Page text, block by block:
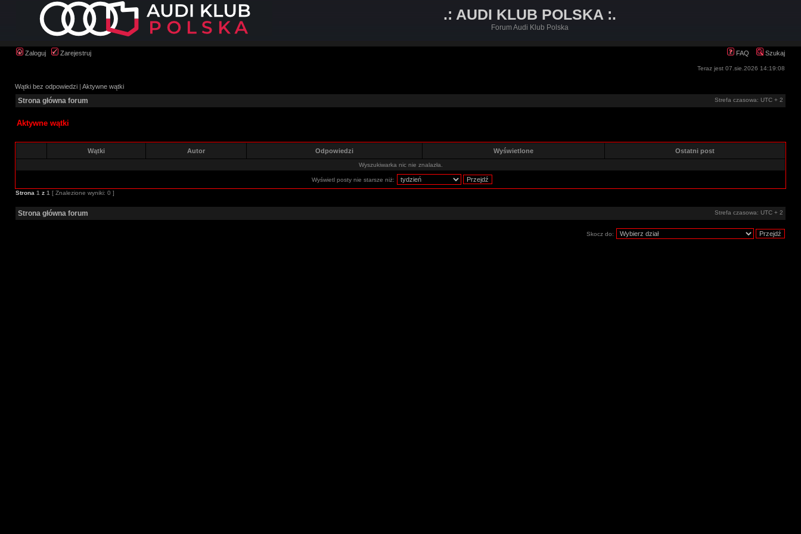
.: AUDI KLUB POLSKA :.
Forum Audi Klub Polska
Zaloguj Zarejestruj FAQ Szukaj
Teraz jest 07.sie.2026 14:19:08
Wątki bez odpowiedzi | Aktywne wątki
Strona główna forum Strefa czasowa: UTC + 2
Aktywne wątki
Wątki Autor Odpowiedzi Wyświetlone Ostatni post
Wyszukiwarka nic nie znalazła.
Wyświetl posty nie starsze niż:
Strona 1 z 1 [ Znalezione wyniki: 0 ]
Strona główna forum Strefa czasowa: UTC + 2
Skocz do: